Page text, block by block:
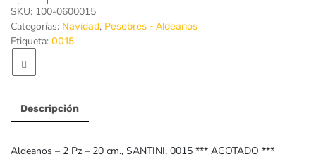
SKU: 100-0600015
Categorías: Navidad, Pesebres - Aldeanos
Etiqueta: 0015
Descripción
Aldeanos – 2 Pz – 20 cm., SANTINI, 0015 *** AGOTADO ***